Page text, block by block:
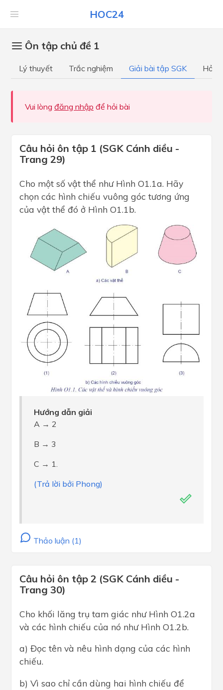
HOC24
Ôn tập chủ đề 1
Lý thuyết Trắc nghiệm Giải bài tập SGK Hỏi
Vui lòng đăng nhập để hỏi bài
Câu hỏi ôn tập 1 (SGK Cánh diều -
Trang 29)
Cho một số vật thể như Hình O1.1a. Hãy
chọn các hình chiếu vuông góc tương ứng
của vật thể đó ở Hình O1.1b.
Hướng dẫn giải
A → 2
B → 3
C → 1.
(Trả lời bởi Phong)
Thảo luận (1)
Câu hỏi ôn tập 2 (SGK Cánh diều -
Trang 30)
Cho khối lăng trụ tam giác như Hình O1.2a
và các hình chiếu của nó như Hình O1.2b.
a) Đọc tên và nêu hình dạng của các hình
chiếu.
b) Vì sao chỉ cần dùng hai hình chiếu để